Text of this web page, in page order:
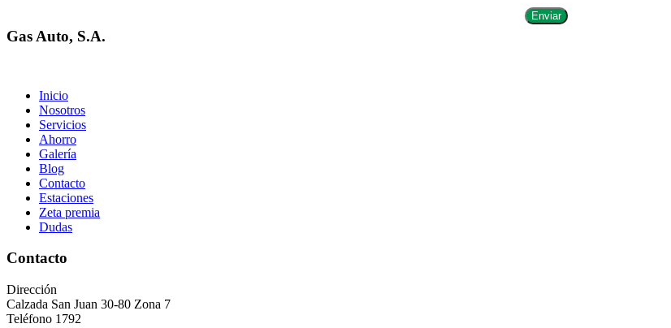
Gas Auto, S.A.
Inicio
Nosotros
Servicios
Ahorro
Galería
Blog
Contacto
Estaciones
Zeta premia
Dudas
Contacto
Dirección
Calzada San Juan 30-80 Zona 7
Teléfono 1792